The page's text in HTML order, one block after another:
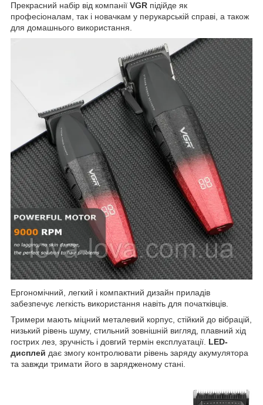
Прекрасний набір від компанії VGR підійде як
професіоналам, так і новачкам у перукарській справі, а також
для домашнього використання.
Ергономічний, легкий і компактний дизайн приладів
забезпечує легкість використання навіть для початківців.
Тримери мають міцний металевий корпус, стійкий до вібрацій,
низький рівень шуму, стильний зовнішній вигляд, плавний хід
гострих лез, зручність і довгий термін експлуатації. LED-
дисплей дає змогу контролювати рівень заряду акумулятора
та завжди тримати його в зарядженому стані.